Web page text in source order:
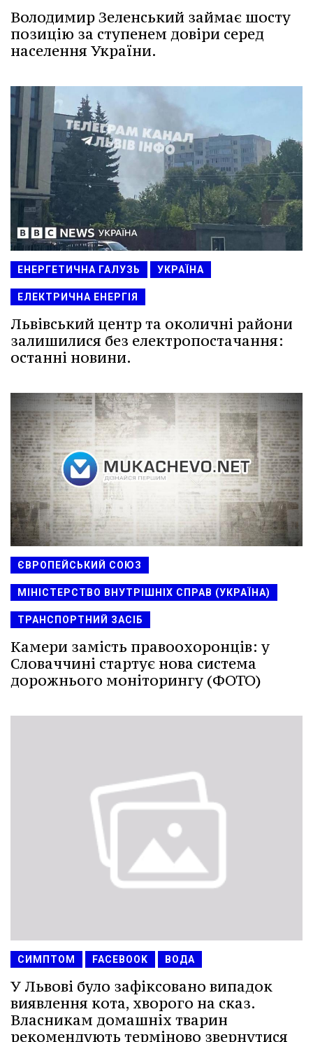
Володимир Зеленський займає шосту
позицію за ступенем довіри серед
населення України.
ЕНЕРГЕТИЧНА ГАЛУЗЬ УКРАЇНА
ЕЛЕКТРИЧНА ЕНЕРГІЯ
Львівський центр та околичні райони
залишилися без електропостачання:
останні новини.
ЄВРОПЕЙСЬКИЙ СОЮЗ
МІНІСТЕРСТВО ВНУТРІШНІХ СПРАВ (УКРАЇНА)
ТРАНСПОРТНИЙ ЗАСІБ
Камери замість правоохоронців: у
Словаччині стартує нова система
дорожнього моніторингу (ФОТО)
СИМПТОМ FACEBOOK ВОДА
У Львові було зафіксовано випадок
виявлення кота, хворого на сказ.
Власникам домашніх тварин
рекомендують терміново звернутися